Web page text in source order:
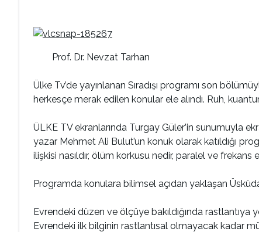
Prof. Dr. Nevzat Tarhan
Ülke Tv’de yayınlanan Sıradışı programı son
herkesçe merak edilen konular ele alındı. Ruh,
ÜLKE TV ekranlarında Turgay Güler’in sunumuyla
yazar Mehmet Ali Bulut’un konuk olarak katıldığı
ilişkisi nasıldır, ölüm korkusu nedir, paralel ve frekans
Programda konulara bilimsel açıdan yaklaşan
Evrendeki düzen ve ölçüye bakıldığında rastlantıya
Evrendeki ilk bilginin rastlantısal olmayacak kadar